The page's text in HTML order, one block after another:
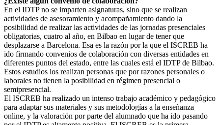
En el IDTP no se imparten asignaturas, sino que se realizan
actividades de asesoramiento y acompañamiento dando la
posibilidad de realizar las actividades de las jornadas presenciales
obligatorias, cuatro al año, en Bilbao en lugar de tener que
desplazarse a Barcelona. Esa es la razón por la que el ISCREB ha
ido firmando convenios de colaboración con diversas entidades en
diferentes puntos del estado, entre las cuales está el IDTP de Bilbao.
Estos estudios los realizan personas que por razones personales o
laborales no tienen la posibilidad en régimen presencial o
semipresencial.
El ISCREB ha realizado un intenso trabajo académico y pedagógico
para adaptar sus materiales y sus metodologías a la enseñanza
online, y la valoración por parte del alumnado que ha ido pasando